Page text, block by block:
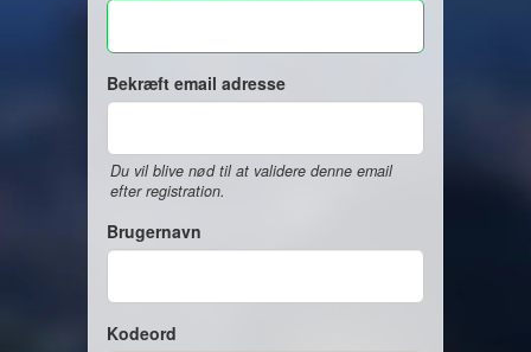
Bekræft email adresse
Du vil blive nød til at validere denne email
efter registration.
Brugernavn
Kodeord